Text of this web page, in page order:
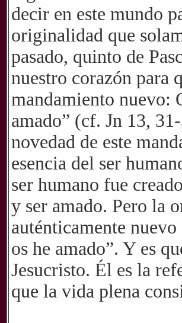
decir en este mundo
originalidad que
pasado, quinto de
nuestro corazón para
mandamiento nuevo:
amado” (cf. Jn 13,
novedad de este
esencia del ser
ser humano fue
y ser amado. Pero la
auténticamente
os he amado”. Y es
Jesucristo. Él es la
que la vida plena